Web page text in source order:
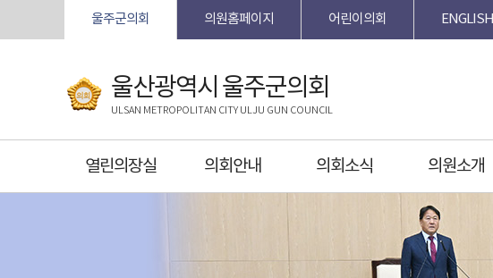
본문바로가기
울주군의회 의원홈페이지 어린이의회 ENGLISH
울산광역시 울주군의회
ULSAN METROPOLITAN CITY ULJU GUN COUNCIL
열린의장실 의회안내 의회소식 의원소개